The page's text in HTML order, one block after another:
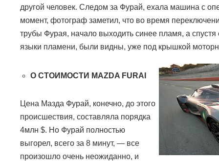
другой человек. Следом за Фурай, ехала машина с
момент, фотограф заметил, что во время
трубы Фурая, начало выходить синее пламя, а
языки пламени, были видны, уже под крышкой
О СТОИМОСТИ MAZDA FURAI
Цена Мазда Фурай, конечно, до этого
происшествия, составляла порядка
4млн$. Но Фурай полностью
выгорел, всего за 8 минут, — все
произошло очень неожиданно, и